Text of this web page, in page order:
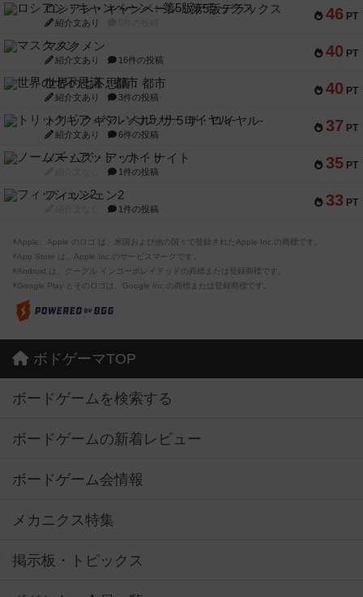
46 PT
ロシアン・キャンペーン：第5版デラックス
紹介文あり
40 PT
マスクメン
紹介文あり 16件の投稿
40 PT
世界の七不思議：都市
紹介文あり 3件の投稿
37 PT
トリックギア - ペルソナ5 ザ・ロイヤル-
紹介文あり 6件の投稿
35 PT
ノームズ・アット・ナイト
1件の投稿
33 PT
フィッシェン2
1件の投稿
※Apple、Apple のロゴ は、米国および他の国々で登録されたApple Inc.の商標です。
※App Store は、Apple Inc.のサービスマークです。
※Android は、グーグル インコーポレイテッドの商標または登録商標です。
※Google Play とそのロゴは、Google Inc.の商標または登録商標です。
ボドゲーマTOP
ボードゲームを検索する
ボードゲームの新着レビュー
ボードゲーム会情報
メカニクス特集
掲示板・トピックス